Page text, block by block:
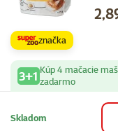
značka
3+1 Kúp 4 mačacie
zadarmo
Skladom